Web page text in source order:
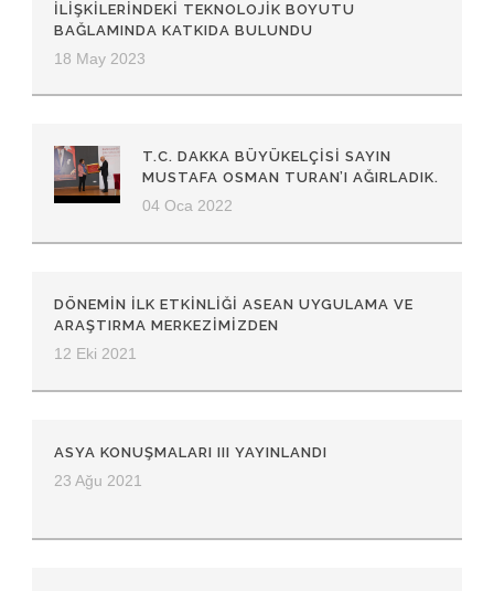
ILIŞKILERINDEKI TEKNOLOJIK BOYUTU
BAĞLAMINDA KATKIDA BULUNDU
18 May 2023
T.C. DAKKA BÜYÜKELÇISI SAYIN
MUSTAFA OSMAN TURAN’I AĞIRLADIK.
04 Oca 2022
DÖNEMIN ILK ETKINLIĞI ASEAN UYGULAMA VE
ARAŞTIRMA MERKEZIMIZDEN
12 Eki 2021
ASYA KONUŞMALARI III YAYINLANDI
23 Ağu 2021